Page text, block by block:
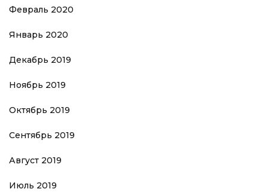
Февраль 2020
Январь 2020
Декабрь 2019
Ноябрь 2019
Октябрь 2019
Сентябрь 2019
Август 2019
Июль 2019